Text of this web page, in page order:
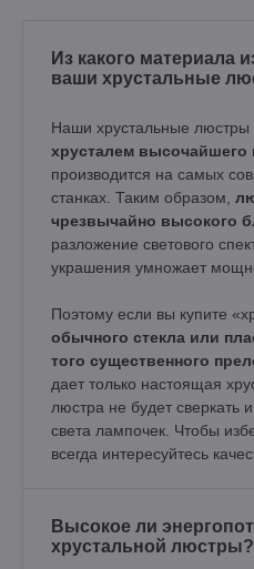
Из какого материала
ваши хрустальные
Наши хрустальные люстры
хрусталем высочайшего
производится на самых
станках. Таким образом,
чрезвычайно высокого
разложение светового
украшения умножает
Поэтому если вы купите
обычного стекла или
того существенного
дает только настоящая
люстра не будет сверкать
света лампочек. Чтобы
всегда интересуйтесь
Высокое ли
хрустальной люстры?